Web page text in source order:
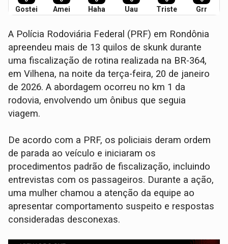
Gostei Amei Haha Uau Triste Grr
A Polícia Rodoviária Federal (PRF) em Rondônia
apreendeu mais de 13 quilos de skunk durante
uma fiscalização de rotina realizada na BR-364,
em Vilhena, na noite da terça-feira, 20 de janeiro
de 2026. A abordagem ocorreu no km 1 da
rodovia, envolvendo um ônibus que seguia
viagem.
De acordo com a PRF, os policiais deram ordem
de parada ao veículo e iniciaram os
procedimentos padrão de fiscalização, incluindo
entrevistas com os passageiros. Durante a ação,
uma mulher chamou a atenção da equipe ao
apresentar comportamento suspeito e respostas
consideradas desconexas.